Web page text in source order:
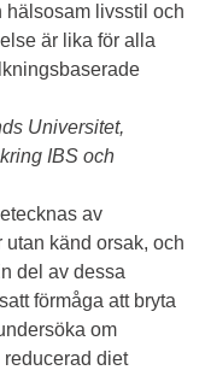
hälsosam livsstil och
är lika för alla
Universitet,
IBS och
av
känd orsak, och
del av dessa
förmåga att bryta
om
diet